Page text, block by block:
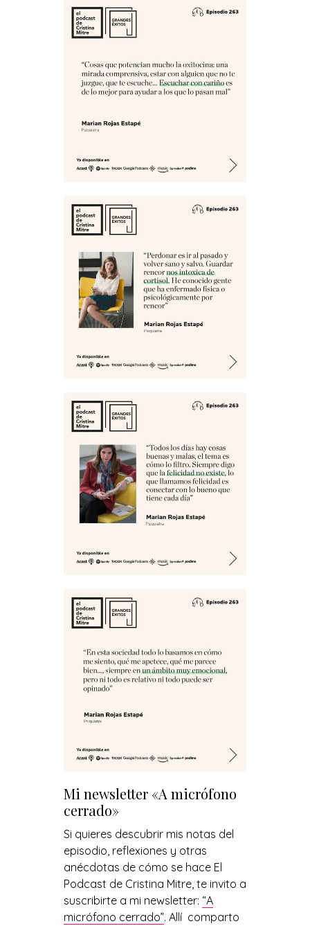
Mi newsletter «A micrófono
cerrado»
Si quieres descubrir mis notas del
episodio, reflexiones y otras
anécdotas de cómo se hace El
Podcast de Cristina Mitre, te invito a
suscribirte a mi newsletter: “A
micrófono cerrado”. Allí comparto